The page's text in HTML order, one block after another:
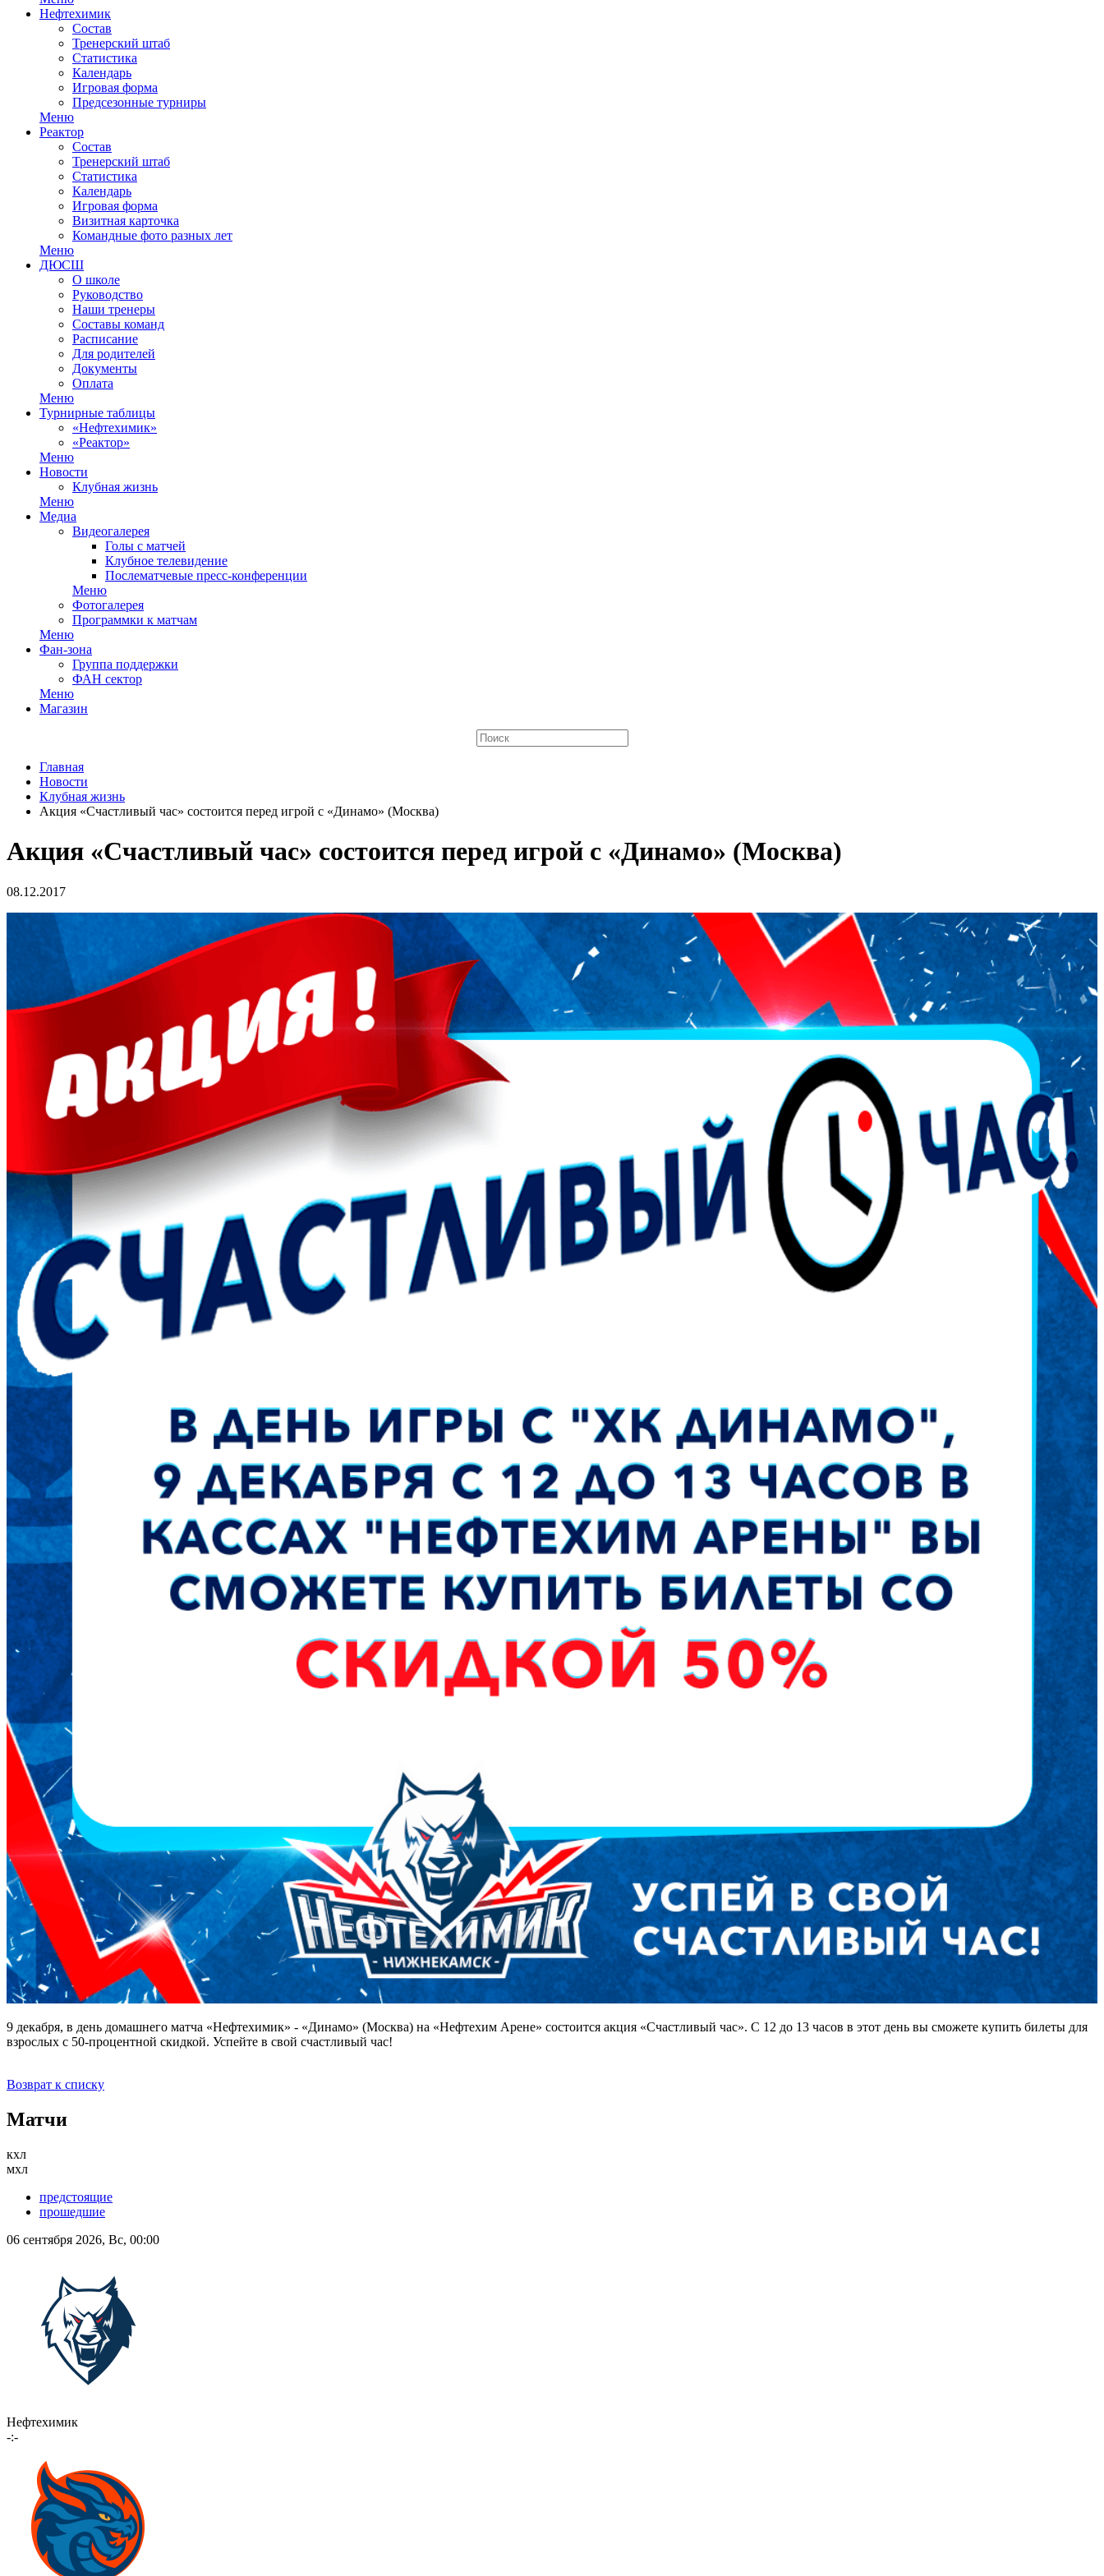
Нефтехимик
Состав
Тренерский штаб
Статистика
Календарь
Игровая форма
Предсезонные турниры
Меню
Реактор
Состав
Тренерский штаб
Статистика
Календарь
Игровая форма
Визитная карточка
Командные фото разных лет
Меню
ДЮСШ
О школе
Руководство
Наши тренеры
Составы команд
Расписание
Для родителей
Документы
Оплата
Меню
Турнирные таблицы
«Нефтехимик»
«Реактор»
Меню
Новости
Клубная жизнь
Меню
Медиа
Видеогалерея
Голы с матчей
Клубное телевидение
Послематчевые пресс-конференции
Меню
Фотогалерея
Программки к матчам
Меню
Фан-зона
Группа поддержки
ФАН сектор
Меню
Магазин
Главная
Новости
Клубная жизнь
Акция «Счастливый час» состоится перед игрой с «Динамо» (Москва)
Акция «Счастливый час» состоится перед игрой с «Динамо» (Москва)
08.12.2017
9 декабря, в день домашнего матча «Нефтехимик» - «Динамо» (Москва) на «Нефтехим Арене» состоится акция «Счастливый час». С 12 до 13 часов в этот день вы сможете купить билеты для
взрослых с 50-процентной скидкой. Успейте в свой счастливый час!
Возврат к списку
Матчи
кхл
мхл
предстоящие
прошедшие
06 сентября 2026, Вс, 00:00
Нефтехимик
-:-